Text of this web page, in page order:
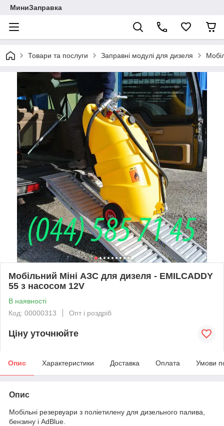
МиниЗаправка
Товари та послуги Заправні модулі для дизеля
Мобільний Міні АЗС для дизеля - EMILCADDY
55 з насосом 12V
В наявності
Код: 00000313
Опт і роздріб
Ціну уточнюйте
Опис Характеристики Доставка Оплата Умови
Опис
Мобільні резервуари з поліетилену для дизельного палива,
бензину і AdBlue.